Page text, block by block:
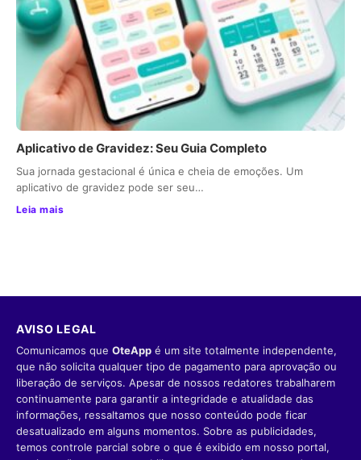
Aplicativo de Gravidez: Seu Guia Completo
Sua jornada gestacional é única e cheia de emoções. Um
aplicativo de gravidez pode ser seu…
Leia mais
AVISO LEGAL
Comunicamos que OteApp é um site totalmente independente,
que não solicita qualquer tipo de pagamento para aprovação ou
liberação de serviços. Apesar de nossos redatores trabalharem
continuamente para garantir a integridade e atualidade das
informações, ressaltamos que nosso conteúdo pode ficar
desatualizado em alguns momentos. Sobre as publicidades,
temos controle parcial sobre o que é exibido em nosso portal,